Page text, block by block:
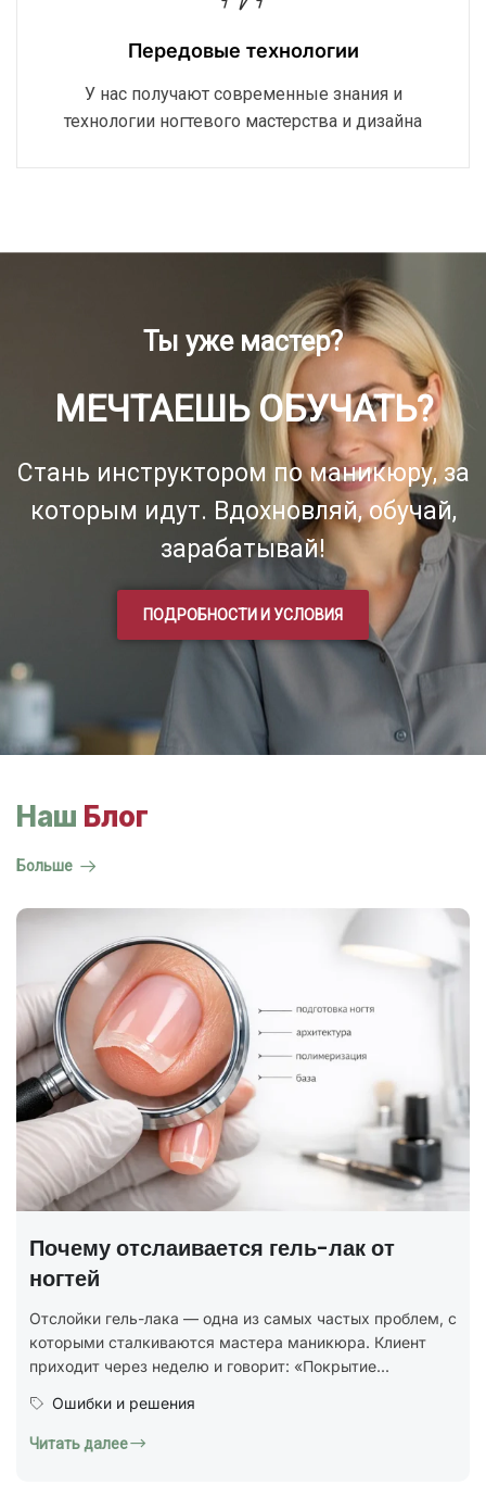
Передовые технологии
У нас получают современные знания и
технологии ногтевого мастерства и дизайна
Ты уже мастер?
МЕЧТАЕШЬ ОБУЧАТЬ?
Стань инструктором по маникюру, за
которым идут. Вдохновляй, обучай,
зарабатывай!
ПОДРОБНОСТИ И УСЛОВИЯ
Наш Блог
Больше
ГОСТ на маникюр Р 72319-2025 —
В 2025 году был утверждён новый национальный
стандарт ГОСТ Р 72319-2025 «Услуги бытовые.
Ногтевой сервис. Карты типовых технологических
процессов. Общие...
Юридическая грамотность